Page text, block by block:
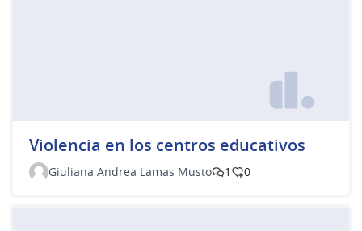
Violencia en los centros educativos
Giuliana Andrea Lamas Musto 1 0